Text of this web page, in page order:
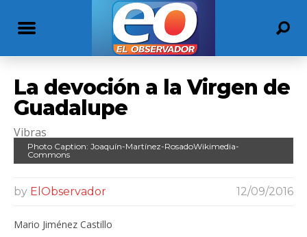
La devoción a la Virgen de
Guadalupe
Vibras
Photo Caption: Joaquín-Martínez-RosadoWikimedia-
Commons
by ElObservador 12/09/2016
Mario Jiménez Castillo